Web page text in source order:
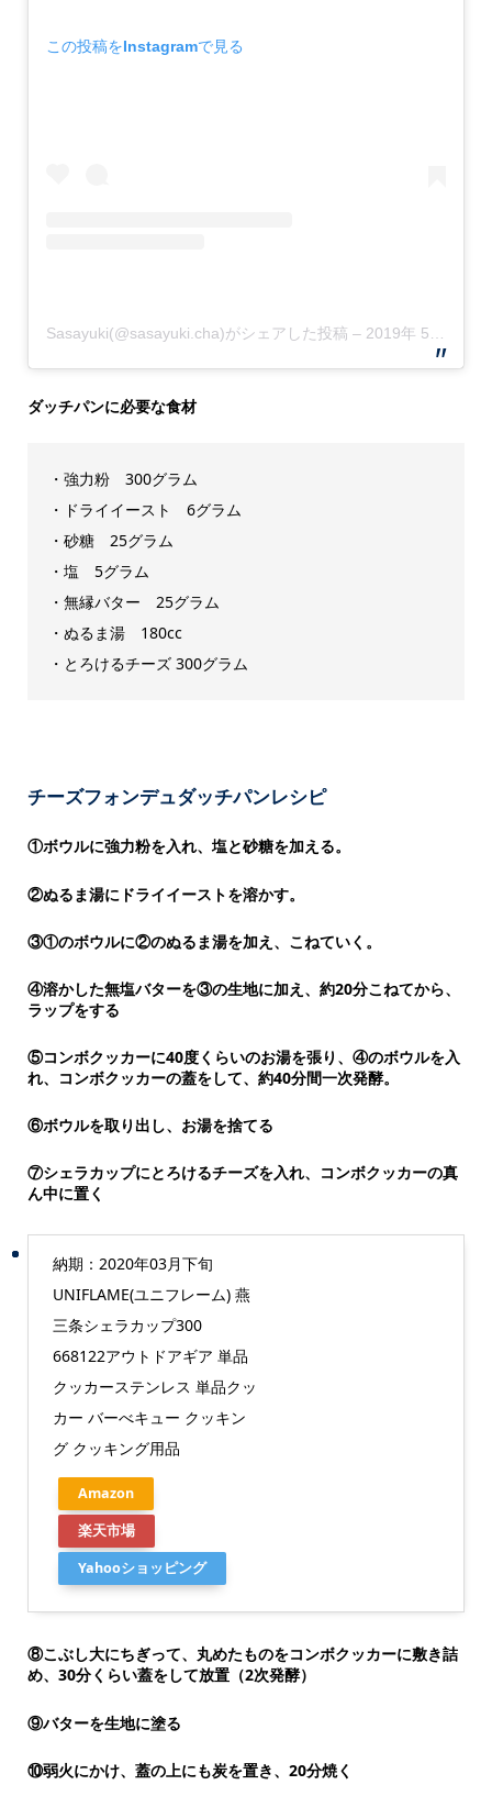
この投稿をInstagramで見る
Sasayuki(@sasayuki.cha)がシェアした投稿 – 2019年 5月月20日午後3時27分PDT
ダッチパンに必要な食材
・強力粉 300グラム
・ドライイースト 6グラム
・砂糖 25グラム
・塩 5グラム
・無縁バター 25グラム
・ぬるま湯 180cc
・とろけるチーズ 300グラム
チーズフォンデュダッチパンレシピ
①ボウルに強力粉を入れ、塩と砂糖を加える。
②ぬるま湯にドライイーストを溶かす。
③①のボウルに②のぬるま湯を加え、こねていく。
④溶かした無塩バターを③の生地に加え、約20分こねてから、
ラップをする
⑤コンボクッカーに40度くらいのお湯を張り、④のボウルを入
れ、コンボクッカーの蓋をして、約40分間一次発酵。
⑥ボウルを取り出し、お湯を捨てる
⑦シェラカップにとろけるチーズを入れ、コンボクッカーの真
ん中に置く
納期：2020年03月下旬
UNIFLAME(ユニフレーム) 燕
三条シェラカップ300
668122アウトドアギア 単品
クッカーステンレス 単品クッ
カー バーべキュー クッキン
グ クッキング用品
Amazon
楽天市場
Yahooショッピング
⑧こぶし大にちぎって、丸めたものをコンボクッカーに敷き詰
め、30分くらい蓋をして放置（2次発酵）
⑨バターを生地に塗る
⑩弱火にかけ、蓋の上にも炭を置き、20分焼く